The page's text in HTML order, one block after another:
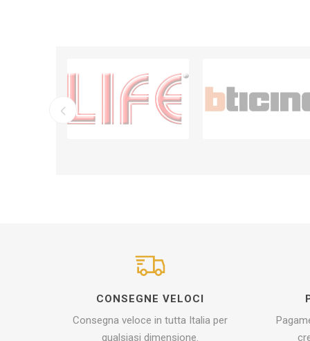
CONSEGNE VELOCI
Consegna veloce in tutta Italia per
qualsiasi dimensione.